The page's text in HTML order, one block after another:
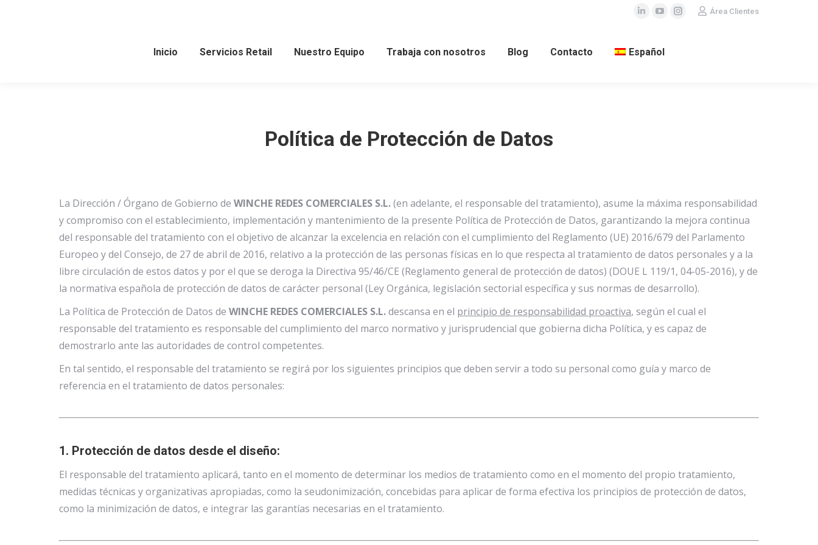
LinkedinYouTube
Instagram
Área Clientes
Inicio Servicios Retail Nuestro Equipo Trabaja con nosotros Blog Contacto Español
Política de Protección de Datos
La Dirección / Órgano de Gobierno de WINCHE REDES COMERCIALES S.L.(en adelante, el responsable del tratamiento), asume la máxima responsabilidad
y compromiso con el establecimiento, implementación y mantenimiento de la presente Política de Protección de Datos, garantizando la mejora continua
del responsable del tratamiento con el objetivo de alcanzar la excelencia en relación con el cumplimiento del Reglamento (UE) 2016/679 del Parlamento
Europeo y del Consejo, de 27 de abril de 2016, relativo a la protección de las personas físicas en lo que respecta al tratamiento de datos personales y a la
libre circulación de estos datos y por el que se deroga la Directiva 95/46/CE (Reglamento general de protección de datos) (DOUE L 119/1, 04-05-2016), y de
la normativa española de protección de datos de carácter personal (Ley Orgánica, legislación sectorial específica y sus normas de desarrollo).
La Política de Protección de Datos de WINCHE REDES COMERCIALES S.L.descansa en el principio de responsabilidad proactiva, según el cual el
responsable del tratamiento es responsable del cumplimiento del marco normativo y jurisprudencial que gobierna dicha Política, y es capaz de
demostrarlo ante las autoridades de control competentes.
En tal sentido, el responsable del tratamiento se regirá por los siguientes principios que deben servir a todo su personal como guía y marco de
referencia en el tratamiento de datos personales:
1. Protección de datos desde el diseño:
El responsable del tratamiento aplicará, tanto en el momento de determinar los medios de tratamiento como en el momento del propio tratamiento,
medidas técnicas y organizativas apropiadas, como la seudonimización, concebidas para aplicar de forma efectiva los principios de protección de datos,
como la minimización de datos, e integrar las garantías necesarias en el tratamiento.